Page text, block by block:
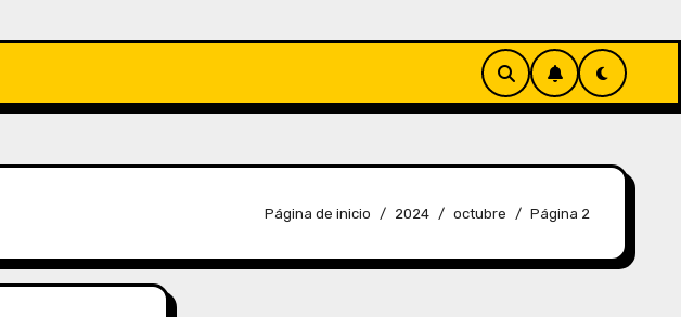
Página de inicio 2024 octubre Página 2